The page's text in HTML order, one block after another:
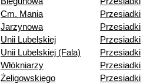
Cm. Mania
Przesiadki
Jarzynowa
Przesiadki
Unii Lubelskiej
Przesiadki
Unii Lubelskiej (Fala)
Przesiadki
Włókniarzy
Przesiadki
Żeligowskiego
Przesiadki